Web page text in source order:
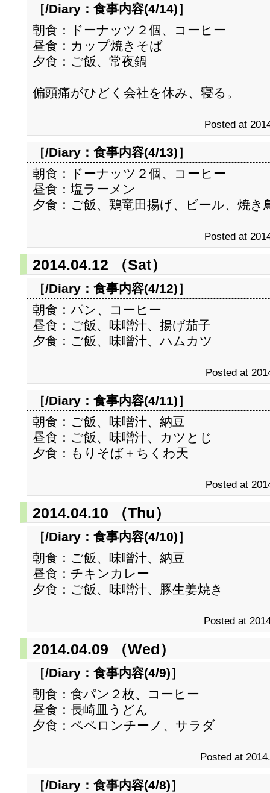
［/Diary： 食事内容(4/14)］
朝食：ドーナッツ２個、コーヒー
昼食：カップ焼きそば
夕食：ご飯、常夜鍋
偏頭痛がひどく会社を休み、寝る。
Posted at
［/Diary： 食事内容(4/13)］
朝食：ドーナッツ２個、コーヒー
昼食：塩ラーメン
夕食：ご飯、鶏竜田揚げ、ビール、焼き
Posted at
2014.04.12 （Sat）
［/Diary： 食事内容(4/12)］
朝食：パン、コーヒー
昼食：ご飯、味噌汁、揚げ茄子
夕食：ご飯、味噌汁、ハムカツ
Posted at
［/Diary： 食事内容(4/11)］
朝食：ご飯、味噌汁、納豆
昼食：ご飯、味噌汁、カツとじ
夕食：もりそば＋ちくわ天
Posted at
2014.04.10 （Thu）
［/Diary： 食事内容(4/10)］
朝食：ご飯、味噌汁、納豆
昼食：チキンカレー
夕食：ご飯、味噌汁、豚生姜焼き
Posted at
2014.04.09 （Wed）
［/Diary： 食事内容(4/9)］
朝食：食パン２枚、コーヒー
昼食：長崎皿うどん
夕食：ペペロンチーノ、サラダ
Posted at
［/Diary： 食事内容(4/8)］